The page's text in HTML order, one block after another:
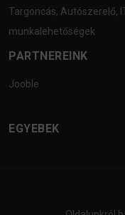
Targoncás, Autószerelő,
munkalehetőségek
PARTNEREINK
Jooble
EGYEBEK